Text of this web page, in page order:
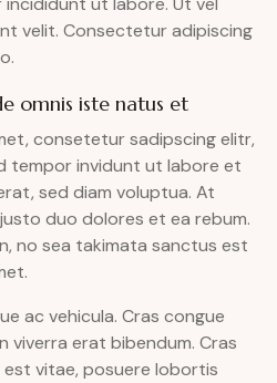
velit. Consectetur adipiscing
omnis iste natus et
consetetur sadipscing elitr,
tempor invidunt ut labore et
sed diam voluptua. At
duo dolores et ea rebum.
no sea takimata sanctus est
ac vehicula. Cras congue
viverra erat bibendum. Cras
vitae, posuere lobortis